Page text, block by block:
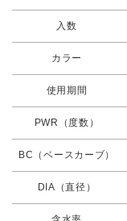
入数
カラー
使用期間
PWR（度数）
BC（ベースカーブ）
DIA（直径）